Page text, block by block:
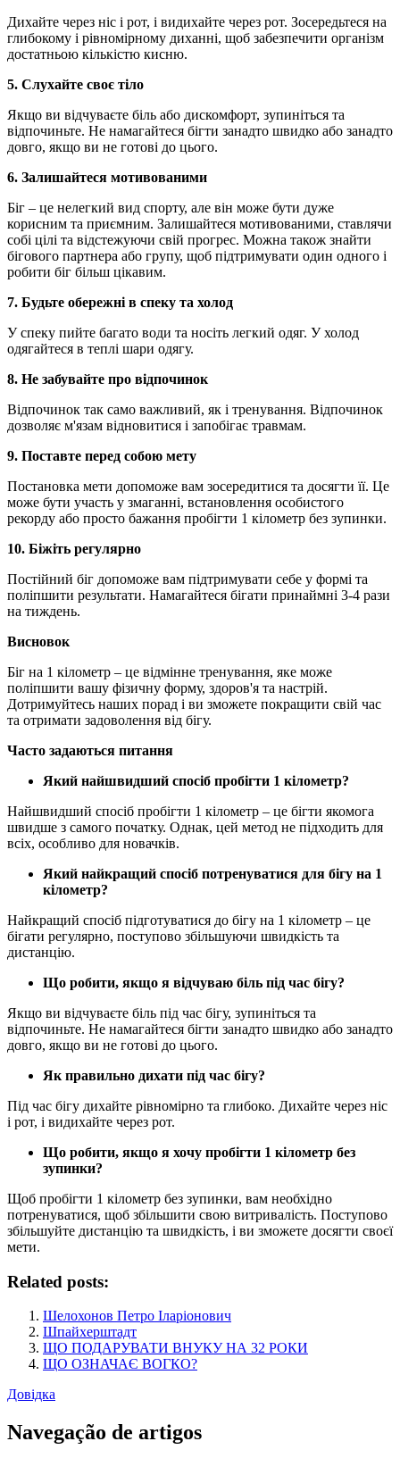
Дихайте через ніс і рот, і видихайте через рот. Зосередьтеся на
глибокому і рівномірному диханні, щоб забезпечити організм
достатньою кількістю кисню.
5. Слухайте своє тіло
Якщо ви відчуваєте біль або дискомфорт, зупиніться та
відпочиньте. Не намагайтеся бігти занадто швидко або занадто
довго, якщо ви не готові до цього.
6. Залишайтеся мотивованими
Біг – це нелегкий вид спорту, але він може бути дуже
корисним та приємним. Залишайтеся мотивованими, ставлячи
собі цілі та відстежуючи свій прогрес. Можна також знайти
бігового партнера або групу, щоб підтримувати один одного і
робити біг більш цікавим.
7. Будьте обережні в спеку та холод
У спеку пийте багато води та носіть легкий одяг. У холод
одягайтеся в теплі шари одягу.
8. Не забувайте про відпочинок
Відпочинок так само важливий, як і тренування. Відпочинок
дозволяє м'язам відновитися і запобігає травмам.
9. Поставте перед собою мету
Постановка мети допоможе вам зосередитися та досягти її. Це
може бути участь у змаганні, встановлення особистого
рекорду або просто бажання пробігти 1 кілометр без зупинки.
10. Біжіть регулярно
Постійний біг допоможе вам підтримувати себе у формі та
поліпшити результати. Намагайтеся бігати принаймні 3-4 рази
на тиждень.
Висновок
Біг на 1 кілометр – це відмінне тренування, яке може
поліпшити вашу фізичну форму, здоров'я та настрій.
Дотримуйтесь наших порад і ви зможете покращити свій час
та отримати задоволення від бігу.
Часто задаються питання
Який найшвидший спосіб пробігти 1 кілометр?
Найшвидший спосіб пробігти 1 кілометр – це бігти якомога
швидше з самого початку. Однак, цей метод не підходить для
всіх, особливо для новачків.
Який найкращий спосіб потренуватися для бігу на 1
кілометр?
Найкращий спосіб підготуватися до бігу на 1 кілометр – це
бігати регулярно, поступово збільшуючи швидкість та
дистанцію.
Що робити, якщо я відчуваю біль під час бігу?
Якщо ви відчуваєте біль під час бігу, зупиніться та
відпочиньте. Не намагайтеся бігти занадто швидко або занадто
довго, якщо ви не готові до цього.
Як правильно дихати під час бігу?
Під час бігу дихайте рівномірно та глибоко. Дихайте через ніс
і рот, і видихайте через рот.
Що робити, якщо я хочу пробігти 1 кілометр без
зупинки?
Щоб пробігти 1 кілометр без зупинки, вам необхідно
потренуватися, щоб збільшити свою витривалість. Поступово
збільшуйте дистанцію та швидкість, і ви зможете досягти своєї
мети.
Related posts:
Шелохонов Петро Іларіонович
Шпайхерштадт
ЩО ПОДАРУВАТИ ВНУКУ НА 32 РОКИ
ЩО ОЗНАЧАЄ ВОГКО?
Довідка
Navegação de artigos